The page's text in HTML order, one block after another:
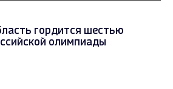
гордится шестью
олимпиады